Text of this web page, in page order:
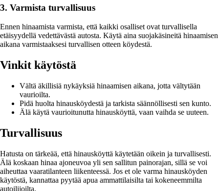
3. Varmista turvallisuus
Ennen hinaamista varmista, että kaikki osalliset ovat turvallisella
etäisyydellä vedettävästä autosta. Käytä aina suojakäsineitä hinaamisen
aikana varmistaaksesi turvallisen otteen köydestä.
Vinkit käytöstä
Vältä äkillisiä nykäyksiä hinaamisen aikana, jotta vältytään
vaurioilta.
Pidä huolta hinausköydestä ja tarkista säännöllisesti sen kunto.
Älä käytä vaurioitunutta hinausköyttä, vaan vaihda se uuteen.
Turvallisuus
Hatusta on tärkeää, että hinausköyttä käytetään oikein ja turvallisesti.
Älä koskaan hinaa ajoneuvoa yli sen sallitun painorajan, sillä se voi
aiheuttaa vaaratilanteen liikenteessä. Jos et ole varma hinausköyden
käytöstä, kannattaa pyytää apua ammattilaisilta tai kokeneemmilta
autoilijoilta.